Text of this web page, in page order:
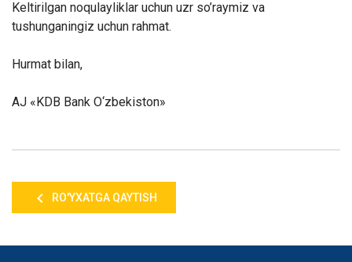
Keltirilgan noqulayliklar uchun uzr so’raymiz va
tushunganingiz uchun rahmat.
Hurmat bilan,
AJ «KDB Bank O‘zbekiston»
RO'YXATGA QAYTISH